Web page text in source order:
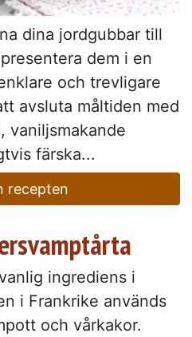
dina jordgubbar till
dem i en
och trevligare
avsluta måltiden med
vaniljsmakande
färska...
recepten
ingrediens i
i Frankrike används
och vårkakor.